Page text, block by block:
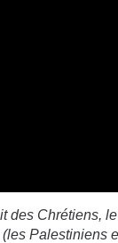
des Chrétiens,
Palestiniens